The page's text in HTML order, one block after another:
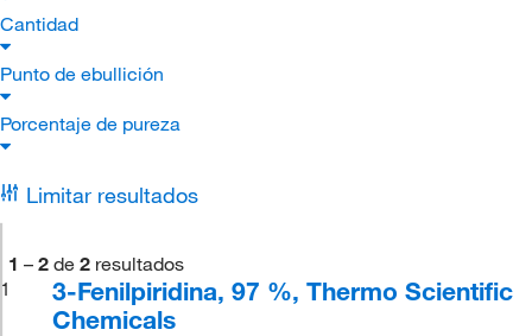
Cantidad
Punto de ebullición
Porcentaje de pureza
Limitar resultados
1 – 2 de 2 resultados
1
3-Fenilpiridina, 97 %, Thermo Scientific
Chemicals